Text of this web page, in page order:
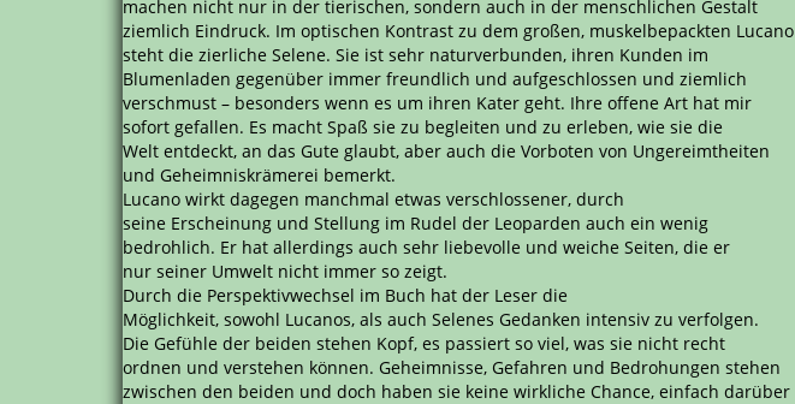
machen nicht nur in der tierischen, sondern auch in der menschlichen Gestalt
ziemlich Eindruck. Im optischen Kontrast zu dem großen, muskelbepackten Lucano
steht die zierliche Selene. Sie ist sehr naturverbunden, ihren Kunden im
Blumenladen gegenüber immer freundlich und aufgeschlossen und ziemlich
verschmust – besonders wenn es um ihren Kater geht. Ihre offene Art hat mir
sofort gefallen. Es macht Spaß sie zu begleiten und zu erleben, wie sie die
Welt entdeckt, an das Gute glaubt, aber auch die Vorboten von Ungereimtheiten
und Geheimniskrämerei bemerkt.
Lucano wirkt dagegen manchmal etwas verschlossener, durch
seine Erscheinung und Stellung im Rudel der Leoparden auch ein wenig
bedrohlich. Er hat allerdings auch sehr liebevolle und weiche Seiten, die er
nur seiner Umwelt nicht immer so zeigt.
Durch die Perspektivwechsel im Buch hat der Leser die
Möglichkeit, sowohl Lucanos, als auch Selenes Gedanken intensiv zu verfolgen.
Die Gefühle der beiden stehen Kopf, es passiert so viel, was sie nicht recht
ordnen und verstehen können. Geheimnisse, Gefahren und Bedrohungen stehen
zwischen den beiden und doch haben sie keine wirkliche Chance, einfach darüber